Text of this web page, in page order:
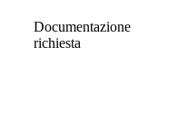
Documentazione
richiesta